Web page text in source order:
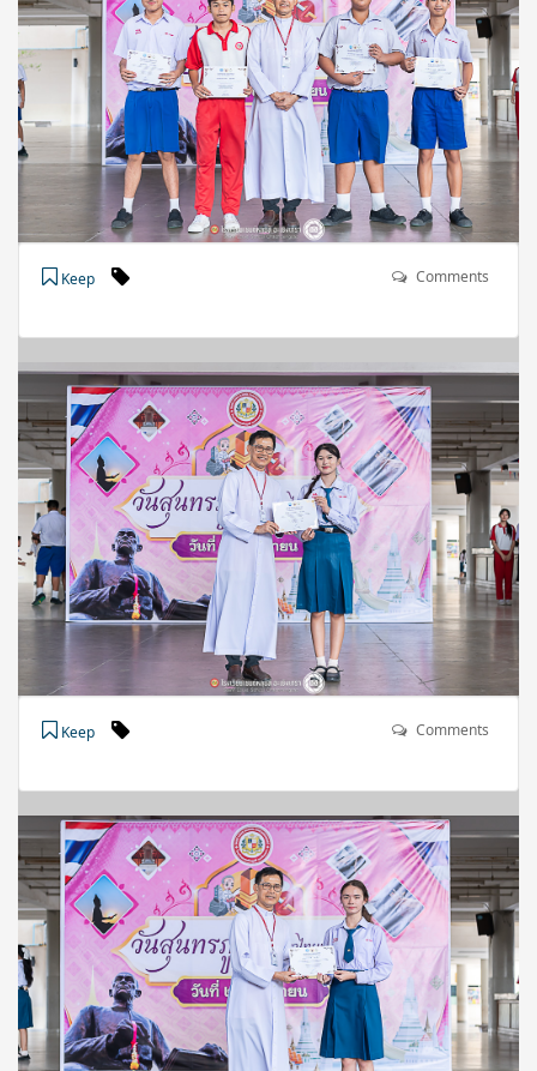
Keep Comments
Keep Comments